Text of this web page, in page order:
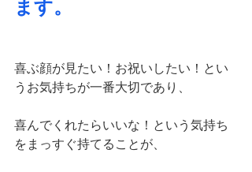
ます。
喜ぶ顔が見たい！お祝いしたい！とい
うお気持ちが一番大切であり、
喜んでくれたらいいな！という気持ち
をまっすぐ持てることが、